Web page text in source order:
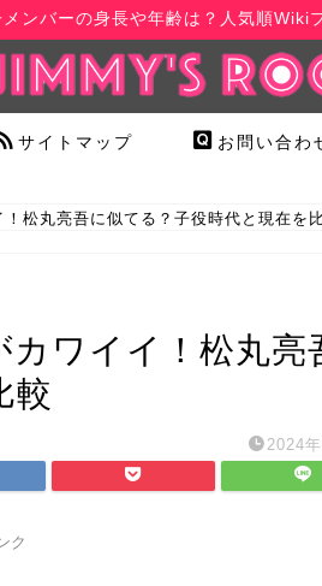
ンバーの身長や年齢は？人気順Wiki
サイトマップ お問い合わ
！松丸亮吾に似てる？子役時代と現在を
カワイイ！松丸亮
較
2024
ク